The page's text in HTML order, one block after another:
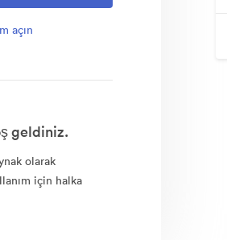
açın
geldiniz.
olarak
için halka